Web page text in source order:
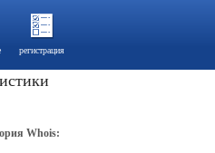
регистрация
Whois: